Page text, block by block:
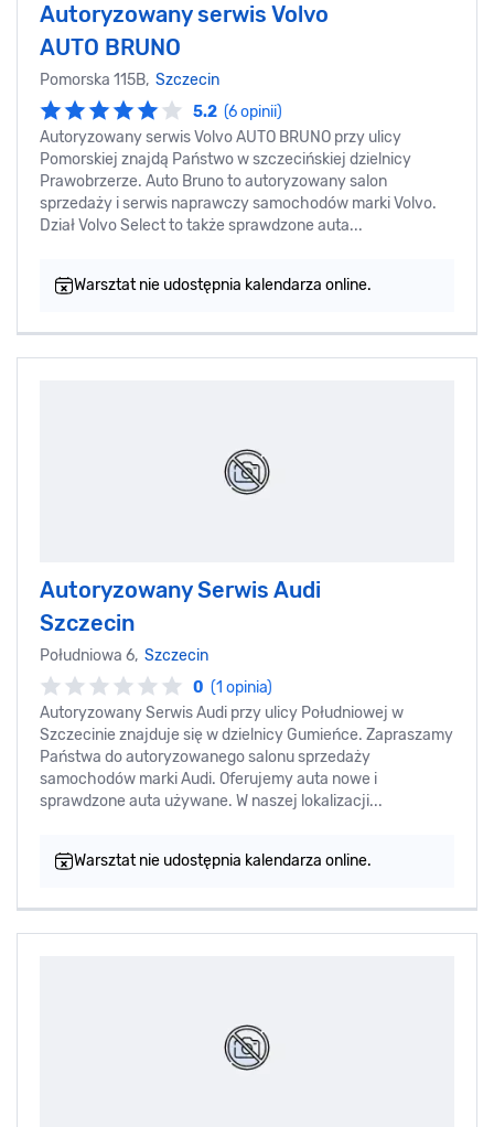
Autoryzowany serwis Volvo
AUTO BRUNO
Pomorska 115B, Szczecin
5.2 (6 opinii)
Autoryzowany serwis Volvo AUTO BRUNO przy ulicy
Pomorskiej znajdą Państwo w szczecińskiej dzielnicy
Prawobrzerze. Auto Bruno to autoryzowany salon
sprzedaży i serwis naprawczy samochodów marki Volvo.
Dział Volvo Select to także sprawdzone auta...
Warsztat nie udostępnia kalendarza online.
Autoryzowany Serwis Audi
Szczecin
Południowa 6, Szczecin
0 (1 opinia)
Autoryzowany Serwis Audi przy ulicy Południowej w
Szczecinie znajduje się w dzielnicy Gumieńce. Zapraszamy
Państwa do autoryzowanego salonu sprzedaży
samochodów marki Audi. Oferujemy auta nowe i
sprawdzone auta używane. W naszej lokalizacji...
Warsztat nie udostępnia kalendarza online.